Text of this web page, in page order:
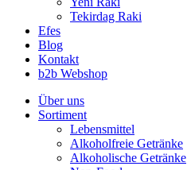
Tekirdag Raki
Efes
Blog
Kontakt
b2b Webshop
Über uns
Sortiment
Lebensmittel
Alkoholfreie Getränke
Alkoholische Getränke